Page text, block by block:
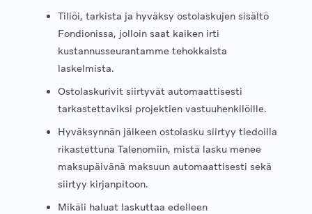
Tiliöi, tarkista ja hyväksy ostolaskujen sisältö
Fondionissa, jolloin saat kaiken irti
kustannusseurantamme tehokkaista
laskelmista.
Ostolaskurivit siirtyvät automaattisesti
tarkastettaviksi projektien vastuuhenkilöille.
Hyväksynnän jälkeen ostolasku siirtyy tiedoilla
rikastettuna Talenomiin, mistä lasku menee
maksupäivänä maksuun automaattisesti sekä
siirtyy kirjanpitoon.
Mikäli haluat laskuttaa edelleen